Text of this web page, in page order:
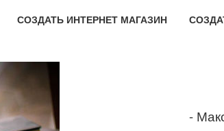
СОЗДАТЬ ИНТЕРНЕТ МАГАЗИН
-